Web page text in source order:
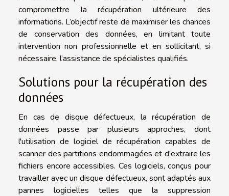
compromettre la récupération ultérieure des
informations. L’objectif reste de maximiser les chances
de conservation des données, en limitant toute
intervention non professionnelle et en sollicitant, si
nécessaire, l’assistance de spécialistes qualifiés.
Solutions pour la récupération des
données
En cas de disque défectueux, la récupération de
données passe par plusieurs approches, dont
l'utilisation de logiciel de récupération capables de
scanner des partitions endommagées et d'extraire les
fichiers encore accessibles. Ces logiciels, conçus pour
travailler avec un disque défectueux, sont adaptés aux
pannes logicielles telles que la suppression